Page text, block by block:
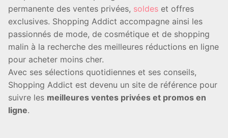
permanente des ventes privées, soldes et offres
exclusives. Shopping Addict accompagne ainsi les
passionnés de mode, de cosmétique et de shopping
malin à la recherche des meilleures réductions en ligne
pour acheter moins cher.
Avec ses sélections quotidiennes et ses conseils,
Shopping Addict est devenu un site de référence pour
suivre les meilleures ventes privées et promos en
ligne.